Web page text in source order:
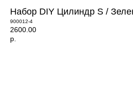
Набор DIY Цилиндр S /
900012-4
2600.00
р.